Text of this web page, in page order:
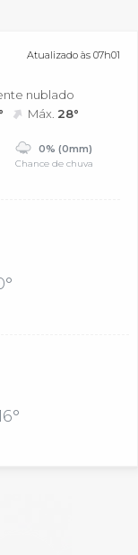
Atualizado às 07h01
nublado
Máx. 28°
0% (0mm)
Chance de chuva